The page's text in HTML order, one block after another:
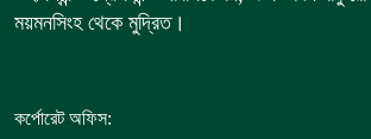
ময়মনসিংহ থেকে মুদ্রিত।
কর্পোরেট অফিস: